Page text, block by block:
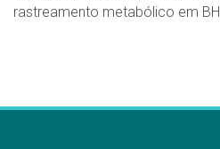
rastreamento metabólico em BH.